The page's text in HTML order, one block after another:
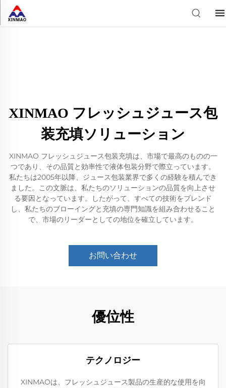
XINMAO フレッシュジュース包
装充填ソリューション
XINMAO フレッシュジュース包装充填は、市場で最高のものの一
つであり、その品質と効率性で液体包装分野で際立っています。
私たちは2005年以降、ジュース包装業界で多くの経験を積んでき
ました。この文脈は、私たちのソリューションの品質を向上させ
る要因となっています。したがって、すべての技術をブレンド
し、私たちのブローイングと充填の専門知識を組み合わせること
で、市場のリーダーとしての地位を確立しています。
お問い合わせ
優位性
テクノロジー
XINMAOは、フレッシュジュース製品の生産的な使用を向